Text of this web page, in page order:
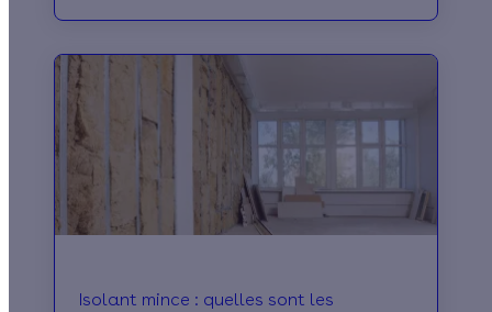
Isolant mince : quelles sont les